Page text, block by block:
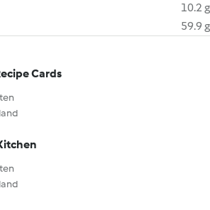
10.2 g
59.9 g
Cards